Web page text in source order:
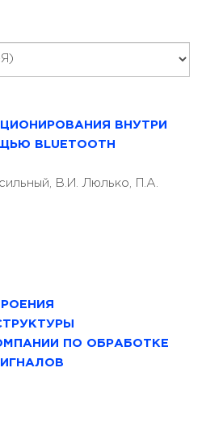
ВНУТРИ
BLUETOOTH
В.И. Люлько, П.А.
ПО ОБРАБОТКЕ